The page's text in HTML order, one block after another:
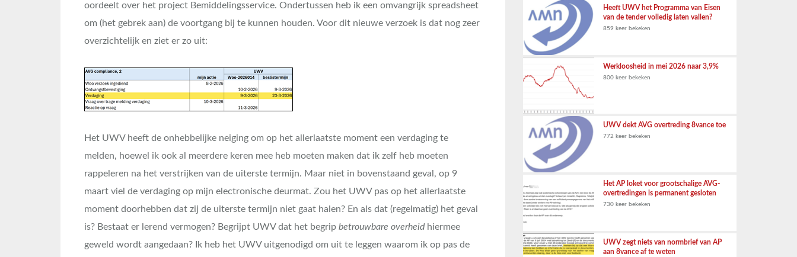
oordeelt over het project Bemiddelingsservice. Ondertussen heb ik een omvangrijk spreadsheet
om (het gebrek aan) de voortgang bij te kunnen houden. Voor dit nieuwe verzoek is dat nog zeer
overzichtelijk en ziet er zo uit:
Het UWV heeft de onhebbelijke neiging om op het allerlaatste moment een verdaging te
melden, hoewel ik ook al meerdere keren mee heb moeten maken dat ik zelf heb moeten
rappeleren na het verstrijken van de uiterste termijn. Maar niet in bovenstaand geval, op 9
maart viel de verdaging op mijn electronische deurmat. Zou het UWV pas op het allerlaatste
moment doorhebben dat zij de uiterste termijn niet gaat halen? En als dat (regelmatig) het geval
is? Bestaat er lerend vermogen? Begrijpt UWV dat het begrip betrouwbare overheidhiermee
geweld wordt aangedaan? Ik heb het UWV uitgenodigd om uit te leggen waarom ik op pas de
Heeft UWV het Programma van Eisen
van de tender volledig laten vallen?
859 keer bekeken
Werkloosheid in mei 2026 naar 3,9%
800 keer bekeken
UWV dekt AVG overtreding 8vance toe
772 keer bekeken
Het AP loket voor grootschalige AVG-
overtredingen is permanent gesloten
730 keer bekeken
UWV zegt niets van normbrief van AP
aan 8vance af te weten